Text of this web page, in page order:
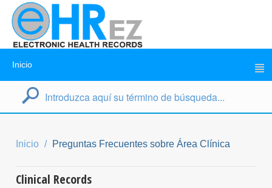
Inicio
Inicio Preguntas Frecuentes sobre Área Clínica
Clinical Records